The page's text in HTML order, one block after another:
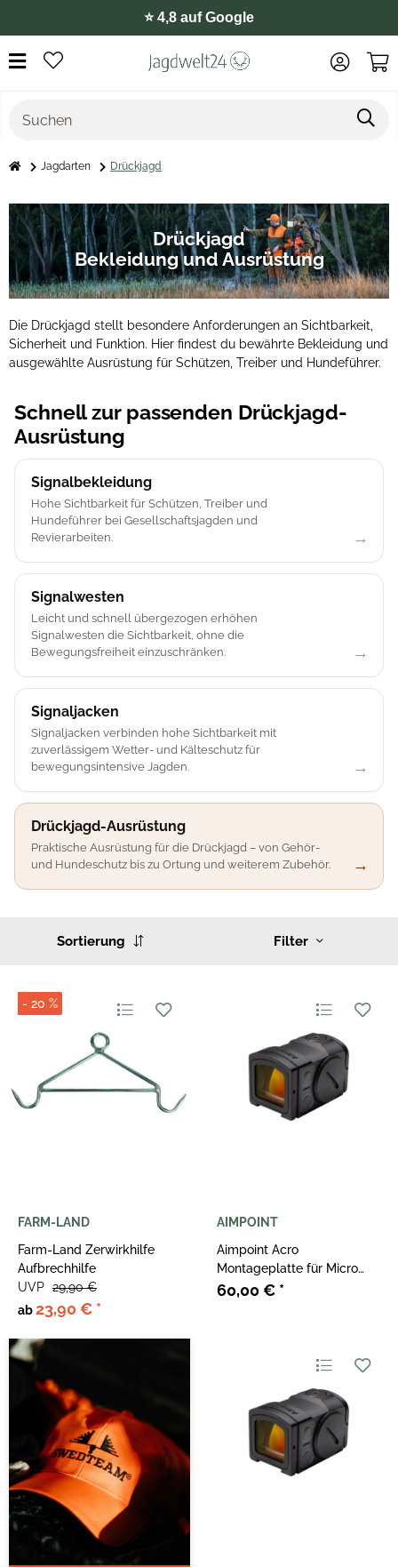
⭐️ 4,8 auf Google
Jagdarten Drückjagd
Drückjagd
Bekleidung und Ausrüstung
Die Drückjagd stellt besondere Anforderungen an Sichtbarkeit,
Sicherheit und Funktion. Hier findest du bewährte Bekleidung und
ausgewählte Ausrüstung für Schützen, Treiber und Hundeführer.
Schnell zur passenden Drückjagd-
Ausrüstung
Signalbekleidung
Hohe Sichtbarkeit für Schützen, Treiber und
Hundeführer bei Gesellschaftsjagden und
Revierarbeiten.
Signalwesten
Leicht und schnell übergezogen erhöhen
Signalwesten die Sichtbarkeit, ohne die
Bewegungsfreiheit einzuschränken.
Signaljacken
Signaljacken verbinden hohe Sichtbarkeit mit
zuverlässigem Wetter- und Kälteschutz für
bewegungsintensive Jagden.
Drückjagd-Ausrüstung
Praktische Ausrüstung für die Drückjagd – von Gehör-
und Hundeschutz bis zu Ortung und weiterem Zubehör.
Filter
Sortierung
- 20 %
FARM-LAND
Farm-Land Zerwirkhilfe
Aufbrechhilfe
ab23,90 € *
UVP 29,90 €
AIMPOINT
Aimpoint Acro
Montageplatte für Micro
Interface
60,00 € *